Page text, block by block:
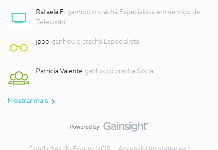
Rafaela F. ganhou o crachá Especialista em serviço de
Televisão
jppo ganhou o crachá Especialista
Patrícia Valente ganhou o crachá Social
Mostrar mais